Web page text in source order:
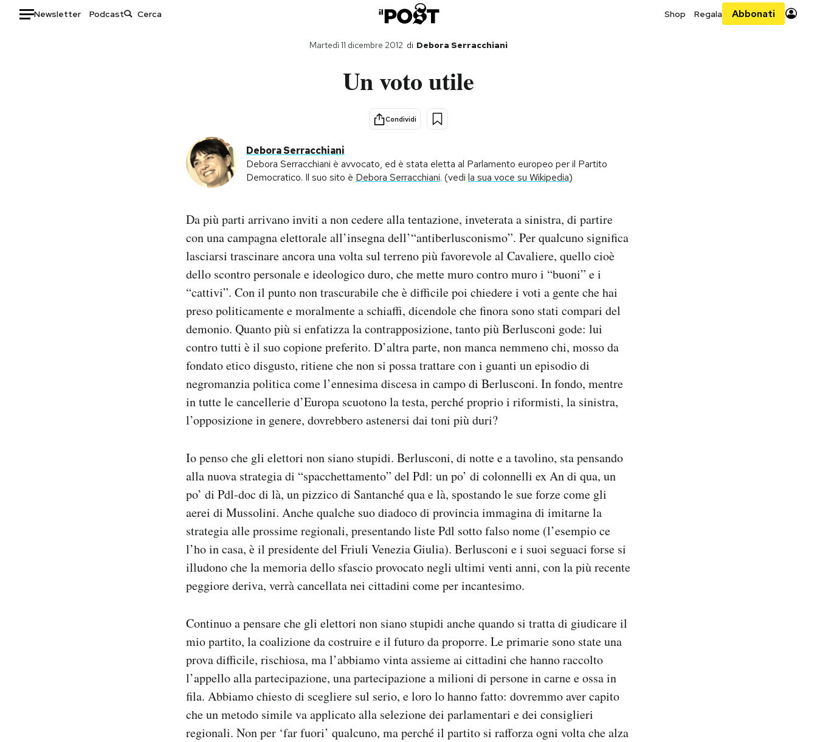
Newsletter Podcast Shop Regala Abbonati
Storie/Idee
Ok Boomer!
Altrecose
Mondiali calcio 2026
di Debora Serracchiani
Martedì 11 dicembre 2012
Un voto utile
Condividi
Debora Serracchiani
Debora Serracchiani è avvocato, ed è stata eletta al Parlamento europeo per il Partito
Democratico. Il suo sito è Debora Serracchiani. (vedi la sua voce su Wikipedia)
Da più parti arrivano inviti a non cedere alla tentazione, inveterata a sinistra, di partire
con una campagna elettorale all’insegna dell’“antiberlusconismo”. Per qualcuno significa
lasciarsi trascinare ancora una volta sul terreno più favorevole al Cavaliere, quello cioè
dello scontro personale e ideologico duro, che mette muro contro muro i “buoni” e i
“cattivi”. Con il punto non trascurabile che è difficile poi chiedere i voti a gente che hai
preso politicamente e moralmente a schiaffi, dicendole che finora sono stati compari del
demonio. Quanto più si enfatizza la contrapposizione, tanto più Berlusconi gode: lui
contro tutti è il suo copione preferito. D’altra parte, non manca nemmeno chi, mosso da
fondato etico disgusto, ritiene che non si possa trattare con i guanti un episodio di
negromanzia politica come l’ennesima discesa in campo di Berlusconi. In fondo, mentre
in tutte le cancellerie d’Europa scuotono la testa, perché proprio i riformisti, la sinistra,
l’opposizione in genere, dovrebbero astenersi dai toni più duri?
Io penso che gli elettori non siano stupidi. Berlusconi, di notte e a tavolino, sta pensando
alla nuova strategia di “spacchettamento” del Pdl: un po’ di colonnelli ex An di qua, un
po’ di Pdl-doc di là, un pizzico di Santanché qua e là, spostando le sue forze come gli
aerei di Mussolini. Anche qualche suo diadoco di provincia immagina di imitarne la
strategia alle prossime regionali, presentando liste Pdl sotto falso nome (l’esempio ce
l’ho in casa, è il presidente del Friuli Venezia Giulia). Berlusconi e i suoi seguaci forse si
illudono che la memoria dello sfascio provocato negli ultimi venti anni, con la più recente
peggiore deriva, verrà cancellata nei cittadini come per incantesimo.
Continuo a pensare che gli elettori non siano stupidi anche quando si tratta di giudicare il
mio partito, la coalizione da costruire e il futuro da proporre. Le primarie sono state una
prova difficile, rischiosa, ma l’abbiamo vinta assieme ai cittadini che hanno raccolto
l’appello alla partecipazione, una partecipazione a milioni di persone in carne e ossa in
fila. Abbiamo chiesto di scegliere sul serio, e loro lo hanno fatto: dovremmo aver capito
che un metodo simile va applicato alla selezione dei parlamentari e dei consiglieri
regionali. Non per ‘far fuori’ qualcuno, ma perché il partito si rafforza ogni volta che alza